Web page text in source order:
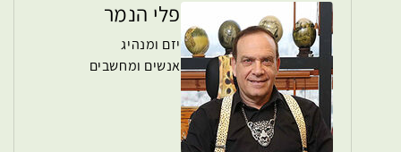
פלי הנמר
יזם ומנהיג
אנשים ומחשבים